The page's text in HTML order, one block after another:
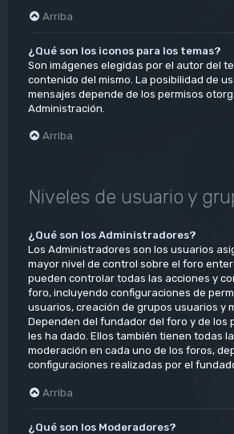
Arriba
¿Qué son los iconos para los temas?
Son imágenes elegidas por el autor del
contenido del mismo. La posibilidad de
mensajes depende de los permisos
Administración.
Arriba
Niveles de usuario y
¿Qué son los Administradores?
Los Administradores son los usuarios
mayor nivel de control sobre el foro
pueden controlar todas las acciones y
foro, incluyendo configuraciones de
usuarios, creación de grupos usuarios y
Dependen del fundador del foro y de los
les ha dado. Ellos también tienen todas
moderación en cada uno de los foros,
configuraciones realizadas por el
Arriba
¿Qué son los Moderadores?